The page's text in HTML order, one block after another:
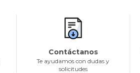
Contáctanos
Te ayudamos con dudas y
solicitudes